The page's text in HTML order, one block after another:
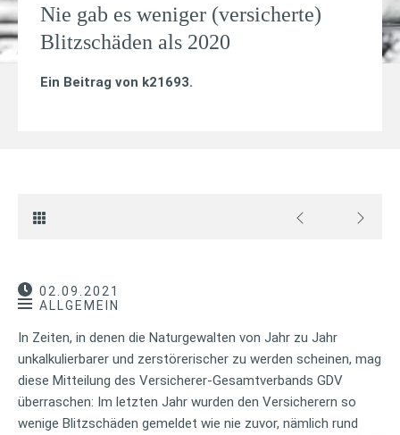
Nie gab es weniger (versicherte)
Blitzschäden als 2020
Ein Beitrag von k21693.
02.09.2021
ALLGEMEIN
In Zeiten, in denen die Naturgewalten von Jahr zu Jahr
unkalkulierbarer und zerstörerischer zu werden scheinen, mag
diese Mitteilung des Versicherer-Gesamtverbands GDV
überraschen: Im letzten Jahr wurden den Versicherern so
wenige Blitzschäden gemeldet wie nie zuvor, nämlich rund